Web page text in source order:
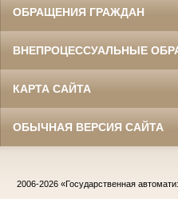
ОБРАЩЕНИЯ ГРАЖДАН
ВНЕПРОЦЕССУАЛЬНЫЕ
КАРТА САЙТА
ОБЫЧНАЯ ВЕРСИЯ САЙТА
2006-2026 «Государственная